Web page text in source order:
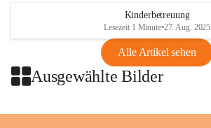
Kinderbetreuung
Lesezeit 1 Minute•27. Aug. 2025
Alle Artikel sehen
Ausgewählte Bilder